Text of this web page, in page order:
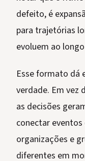
defeito, é
para trajetórias
evoluem ao
Esse formato dá
verdade. Em vez
as decisões
conectar
organizações e
diferentes em